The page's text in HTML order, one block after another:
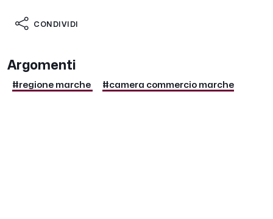
CONDIVIDI
Argomenti
#regione marche #camera commercio marche